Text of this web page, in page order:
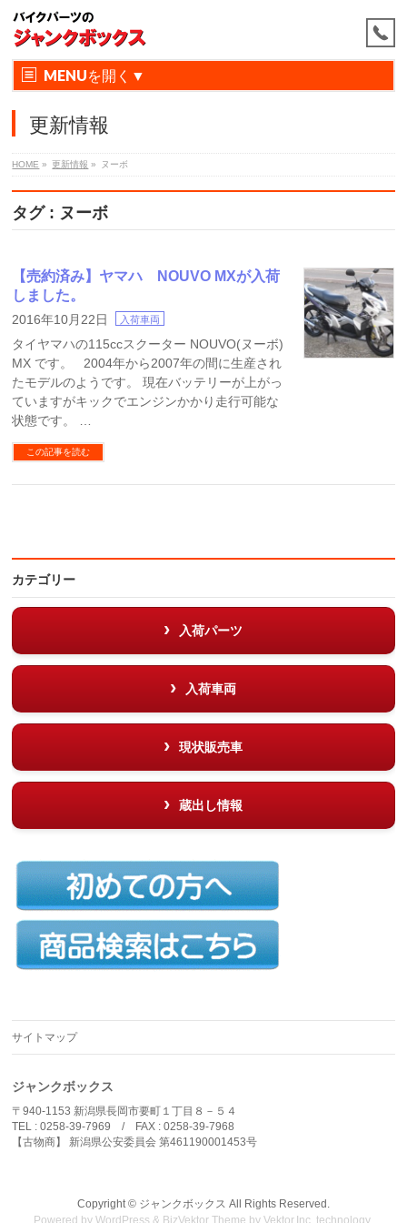
MENU
更新情報
HOME » 更新情報 » ヌーボ
タグ : ヌーボ
【売約済み】ヤマハ NOUVO MXが入荷
しました。
2016年10月22日 入荷車両
タイヤマハの115ccスクーター NOUVO(ヌーボ)
MX です。 2004年から2007年の間に生産され
たモデルのようです。 現在バッテリーが上がっ
ていますがキックでエンジンかかり走行可能な
状態です。 …
この記事を読む
カテゴリー
入荷パーツ
入荷車両
現状販売車
蔵出し情報
サイトマップ
ジャンクボックス
〒940-1153 新潟県長岡市要町１丁目８－５４
TEL : 0258-39-7969 / FAX : 0258-39-7968
【古物商】 新潟県公安委員会 第461190001453号
Copyright © ジャンクボックス All Rights Reserved.
Powered byWordPress & BizVektor Theme byVektor,Inc. technology.